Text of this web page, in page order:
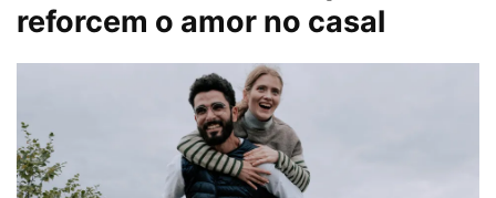
reforcem o amor no casal